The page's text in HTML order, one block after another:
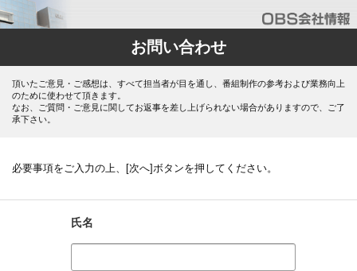
お問い合わせ
頂いたご意見・ご感想は、すべて担当者が目を通し、番組制作の参考および業務向上
のために使わせて頂きます。
なお、ご質問・ご意見に関してお返事を差し上げられない場合がありますので、ご了
承下さい。
必要事項をご入力の上、[次へ]ボタンを押してください。
氏名